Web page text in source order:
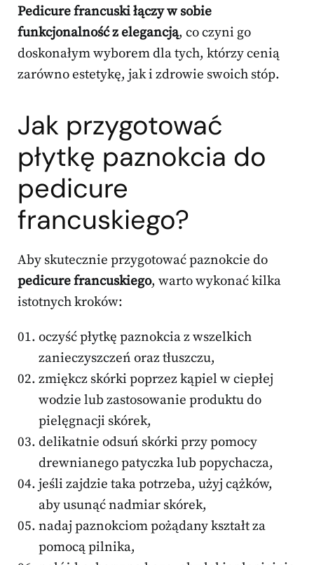
Pedicure francuski łączy w sobie
funkcjonalność z elegancją, co czyni go
doskonałym wyborem dla tych, którzy cenią
zarówno estetykę, jak i zdrowie swoich stóp.
Jak przygotować
płytkę paznokcia do
pedicure
francuskiego?
Aby skutecznie przygotować paznokcie do
pedicure francuskiego, warto wykonać kilka
istotnych kroków:
oczyść płytkę paznokcia z wszelkich
zanieczyszczeń oraz tłuszczu,
zmiękcz skórki poprzez kąpiel w ciepłej
wodzie lub zastosowanie produktu do
pielęgnacji skórek,
delikatnie odsuń skórki przy pomocy
drewnianego patyczka lub popychacza,
jeśli zajdzie taka potrzeba, użyj cążków,
aby usunąć nadmiar skórek,
nadaj paznokciom pożądany kształt za
pomocą pilnika,